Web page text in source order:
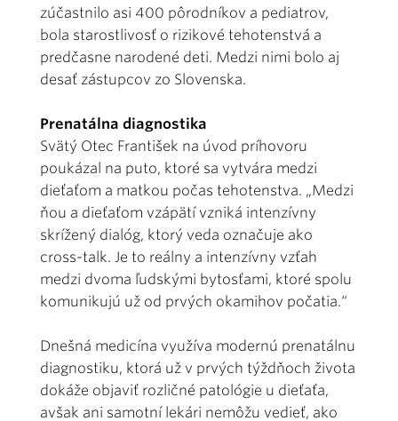
zúčastnilo asi 400 pôrodníkov a pediatrov,
bola starostlivosť o rizikové tehotenstvá a
predčasne narodené deti. Medzi nimi bolo aj
desať zástupcov zo Slovenska.
Prenatálna diagnostika
Svätý Otec František na úvod príhovoru
poukázal na puto, ktoré sa vytvára medzi
dieťaťom a matkou počas tehotenstva. „Medzi
ňou a dieťaťom vzápätí vzniká intenzívny
skrížený dialóg, ktorý veda označuje ako
cross-talk. Je to reálny a intenzívny vzťah
medzi dvoma ľudskými bytosťami, ktoré spolu
komunikujú už od prvých okamihov počatia.“
Dnešná medicína využíva modernú prenatálnu
diagnostiku, ktorá už v prvých týždňoch života
dokáže objaviť rozličné patológie u dieťaťa,
avšak ani samotní lekári nemôžu vedieť, ako